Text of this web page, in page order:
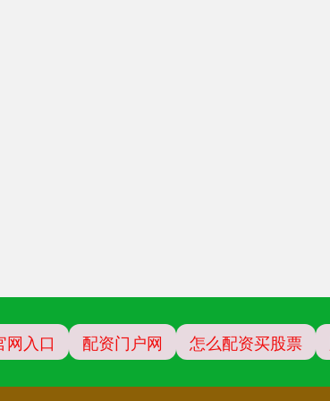
网入口 配资门户网 怎么配资买股票